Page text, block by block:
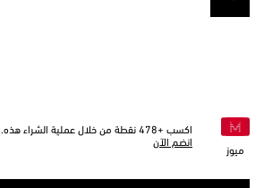
ميوز
اكسب +478 نقطة من خلال عملية الشراء هذه.
انضم الآن